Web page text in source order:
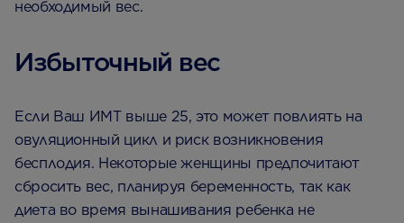
необходимый вес.
Избыточный вес
Если Ваш ИМТ выше 25, это может повлиять на
овуляционный цикл и риск возникновения
бесплодия. Некоторые женщины предпочитают
сбросить вес, планируя беременность, так как
диета во время вынашивания ребенка не